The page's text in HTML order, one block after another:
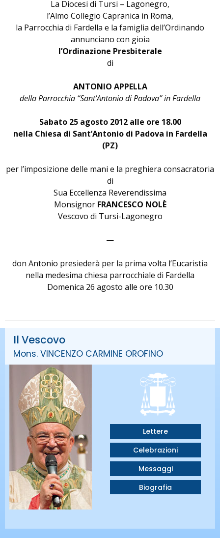
La Diocesi di Tursi – Lagonegro,
l’Almo Collegio Capranica in Roma,
la Parrocchia di Fardella e la famiglia dell’Ordinando
annunciano con gioia
l’Ordinazione Presbiterale
di
ANTONIO APPELLA
della Parrocchia “Sant’Antonio di Padova” in Fardella
Sabato 25 agosto 2012 alle ore 18.00
nella Chiesa di Sant’Antonio di Padova in Fardella
(PZ)
per l’imposizione delle mani e la preghiera consacratoria
di
Sua Eccellenza Reverendissima
Monsignor FRANCESCO NOLÈ
Vescovo di Tursi-Lagonegro
—
don Antonio presiederà per la prima volta l’Eucaristia
nella medesima chiesa parrocchiale di Fardella
Domenica 26 agosto alle ore 10.30
Il Vescovo
Mons. VINCENZO CARMINE OROFINO
Lettere
Celebrazioni
Messaggi
Biografia